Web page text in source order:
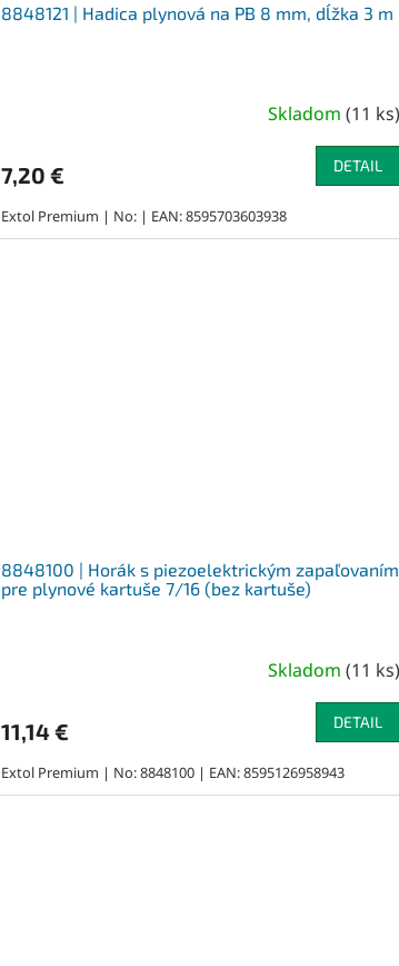
8848121 | Hadica plynová na PB 8 mm, dĺžka 3 m
Skladom (11 ks)
7,20 € DETAIL
Extol Premium | No: | EAN: 8595703603938
8848100 | Horák s piezoelektrickým zapaľovaním
pre plynové kartuše 7/16 (bez kartuše)
Skladom (11 ks)
11,14 € DETAIL
Extol Premium | No: 8848100 | EAN: 8595126958943